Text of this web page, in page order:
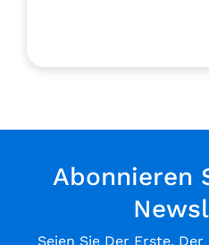
Abonnieren
Seien Sie Der Erste,